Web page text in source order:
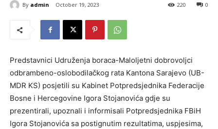
By admin October 19, 2023 0
220
Predstavnici Udruženja boraca-Maloljetni dobrovoljci
odbrambeno-oslobodilačkog rata Kantona Sarajevo (UB-
MDR KS) posjetili su Kabinet Potpredsjednika Federacije
Bosne i Hercegovine Igora Stojanovića gdje su
prezentirali, upoznali i informisali Potpredsjednika FBiH
Igora Stojanovića sa postignutim rezultatima, uspjesima,